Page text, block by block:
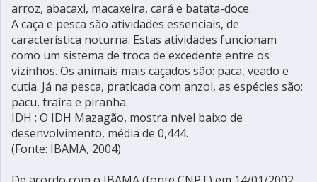
arroz, abacaxi, macaxeira, cará e batata-doce.
A caça e pesca são atividades essenciais, de
característica noturna. Estas atividades funcionam
como um sistema de troca de excedente entre os
vizinhos. Os animais mais caçados são: paca, veado e
cutia. Já na pesca, praticada com anzol, as espécies são:
pacu, traíra e piranha.
IDH : O IDH Mazagão, mostra nível baixo de
desenvolvimento, média de 0,444.
(Fonte: IBAMA, 2004)